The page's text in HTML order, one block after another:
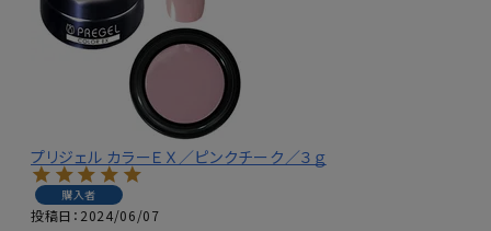
プリジェル カラーＥＸ／ピンクチーク／３ｇ
購入者
投稿日 2024/06/07